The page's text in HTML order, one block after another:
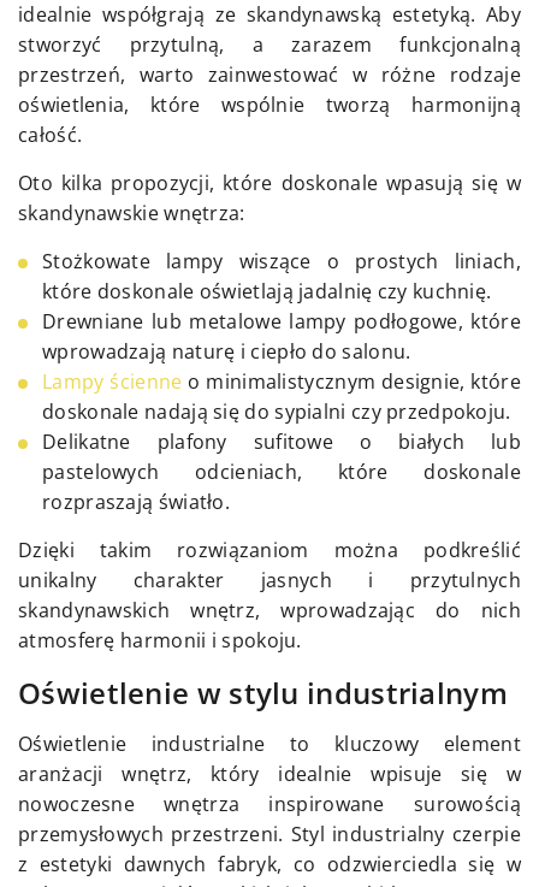
idealnie współgrają ze skandynawską estetyką. Aby
stworzyć przytulną, a zarazem funkcjonalną
przestrzeń, warto zainwestować w różne rodzaje
oświetlenia, które wspólnie tworzą harmonijną
całość.
Oto kilka propozycji, które doskonale wpasują się w
skandynawskie wnętrza:
Stożkowate lampy wiszące o prostych liniach,
które doskonale oświetlają jadalnię czy kuchnię.
Drewniane lub metalowe lampy podłogowe, które
wprowadzają naturę i ciepło do salonu.
Lampy ścienne o minimalistycznym designie, które
doskonale nadają się do sypialni czy przedpokoju.
Delikatne plafony sufitowe o białych lub
pastelowych odcieniach, które doskonale
rozpraszają światło.
Dzięki takim rozwiązaniom można podkreślić
unikalny charakter jasnych i przytulnych
skandynawskich wnętrz, wprowadzając do nich
atmosferę harmonii i spokoju.
Oświetlenie w stylu industrialnym
Oświetlenie industrialne to kluczowy element
aranżacji wnętrz, który idealnie wpisuje się w
nowoczesne wnętrza inspirowane surowością
przemysłowych przestrzeni. Styl industrialny czerpie
z estetyki dawnych fabryk, co odzwierciedla się w